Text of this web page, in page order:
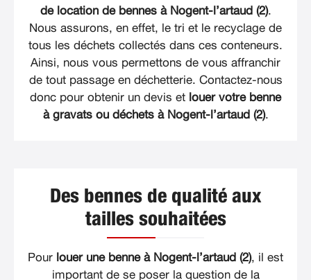
de location de bennes à Nogent-l’artaud (2).
Nous assurons, en effet, le tri et le recyclage de
tous les déchets collectés dans ces conteneurs.
Ainsi, nous vous permettons de vous affranchir
de tout passage en déchetterie. Contactez-nous
donc pour obtenir un devis et louer votre benne
à gravats ou déchets à Nogent-l’artaud (2).
Des bennes de qualité aux
tailles souhaitées
Pour louer une benne à Nogent-l’artaud (2), il est
important de se poser la question de la